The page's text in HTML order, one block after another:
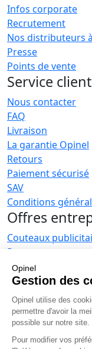
Opinel
Gestion des
Opinel utilise des
permettre d'avoir la
possible sur notre site.
Pour modifier vos
Infos corporate
Recrutement
Nos distributeurs
Presse
Points de vente
Service client
Nous contacter
FAQ
Livraison
La garantie Opinel
Retours
Paiement sécurisé
SAV
Conditions
Offres
Couteaux
Restaurateurs
Opinel News
Recevoir les
Retrouvez-